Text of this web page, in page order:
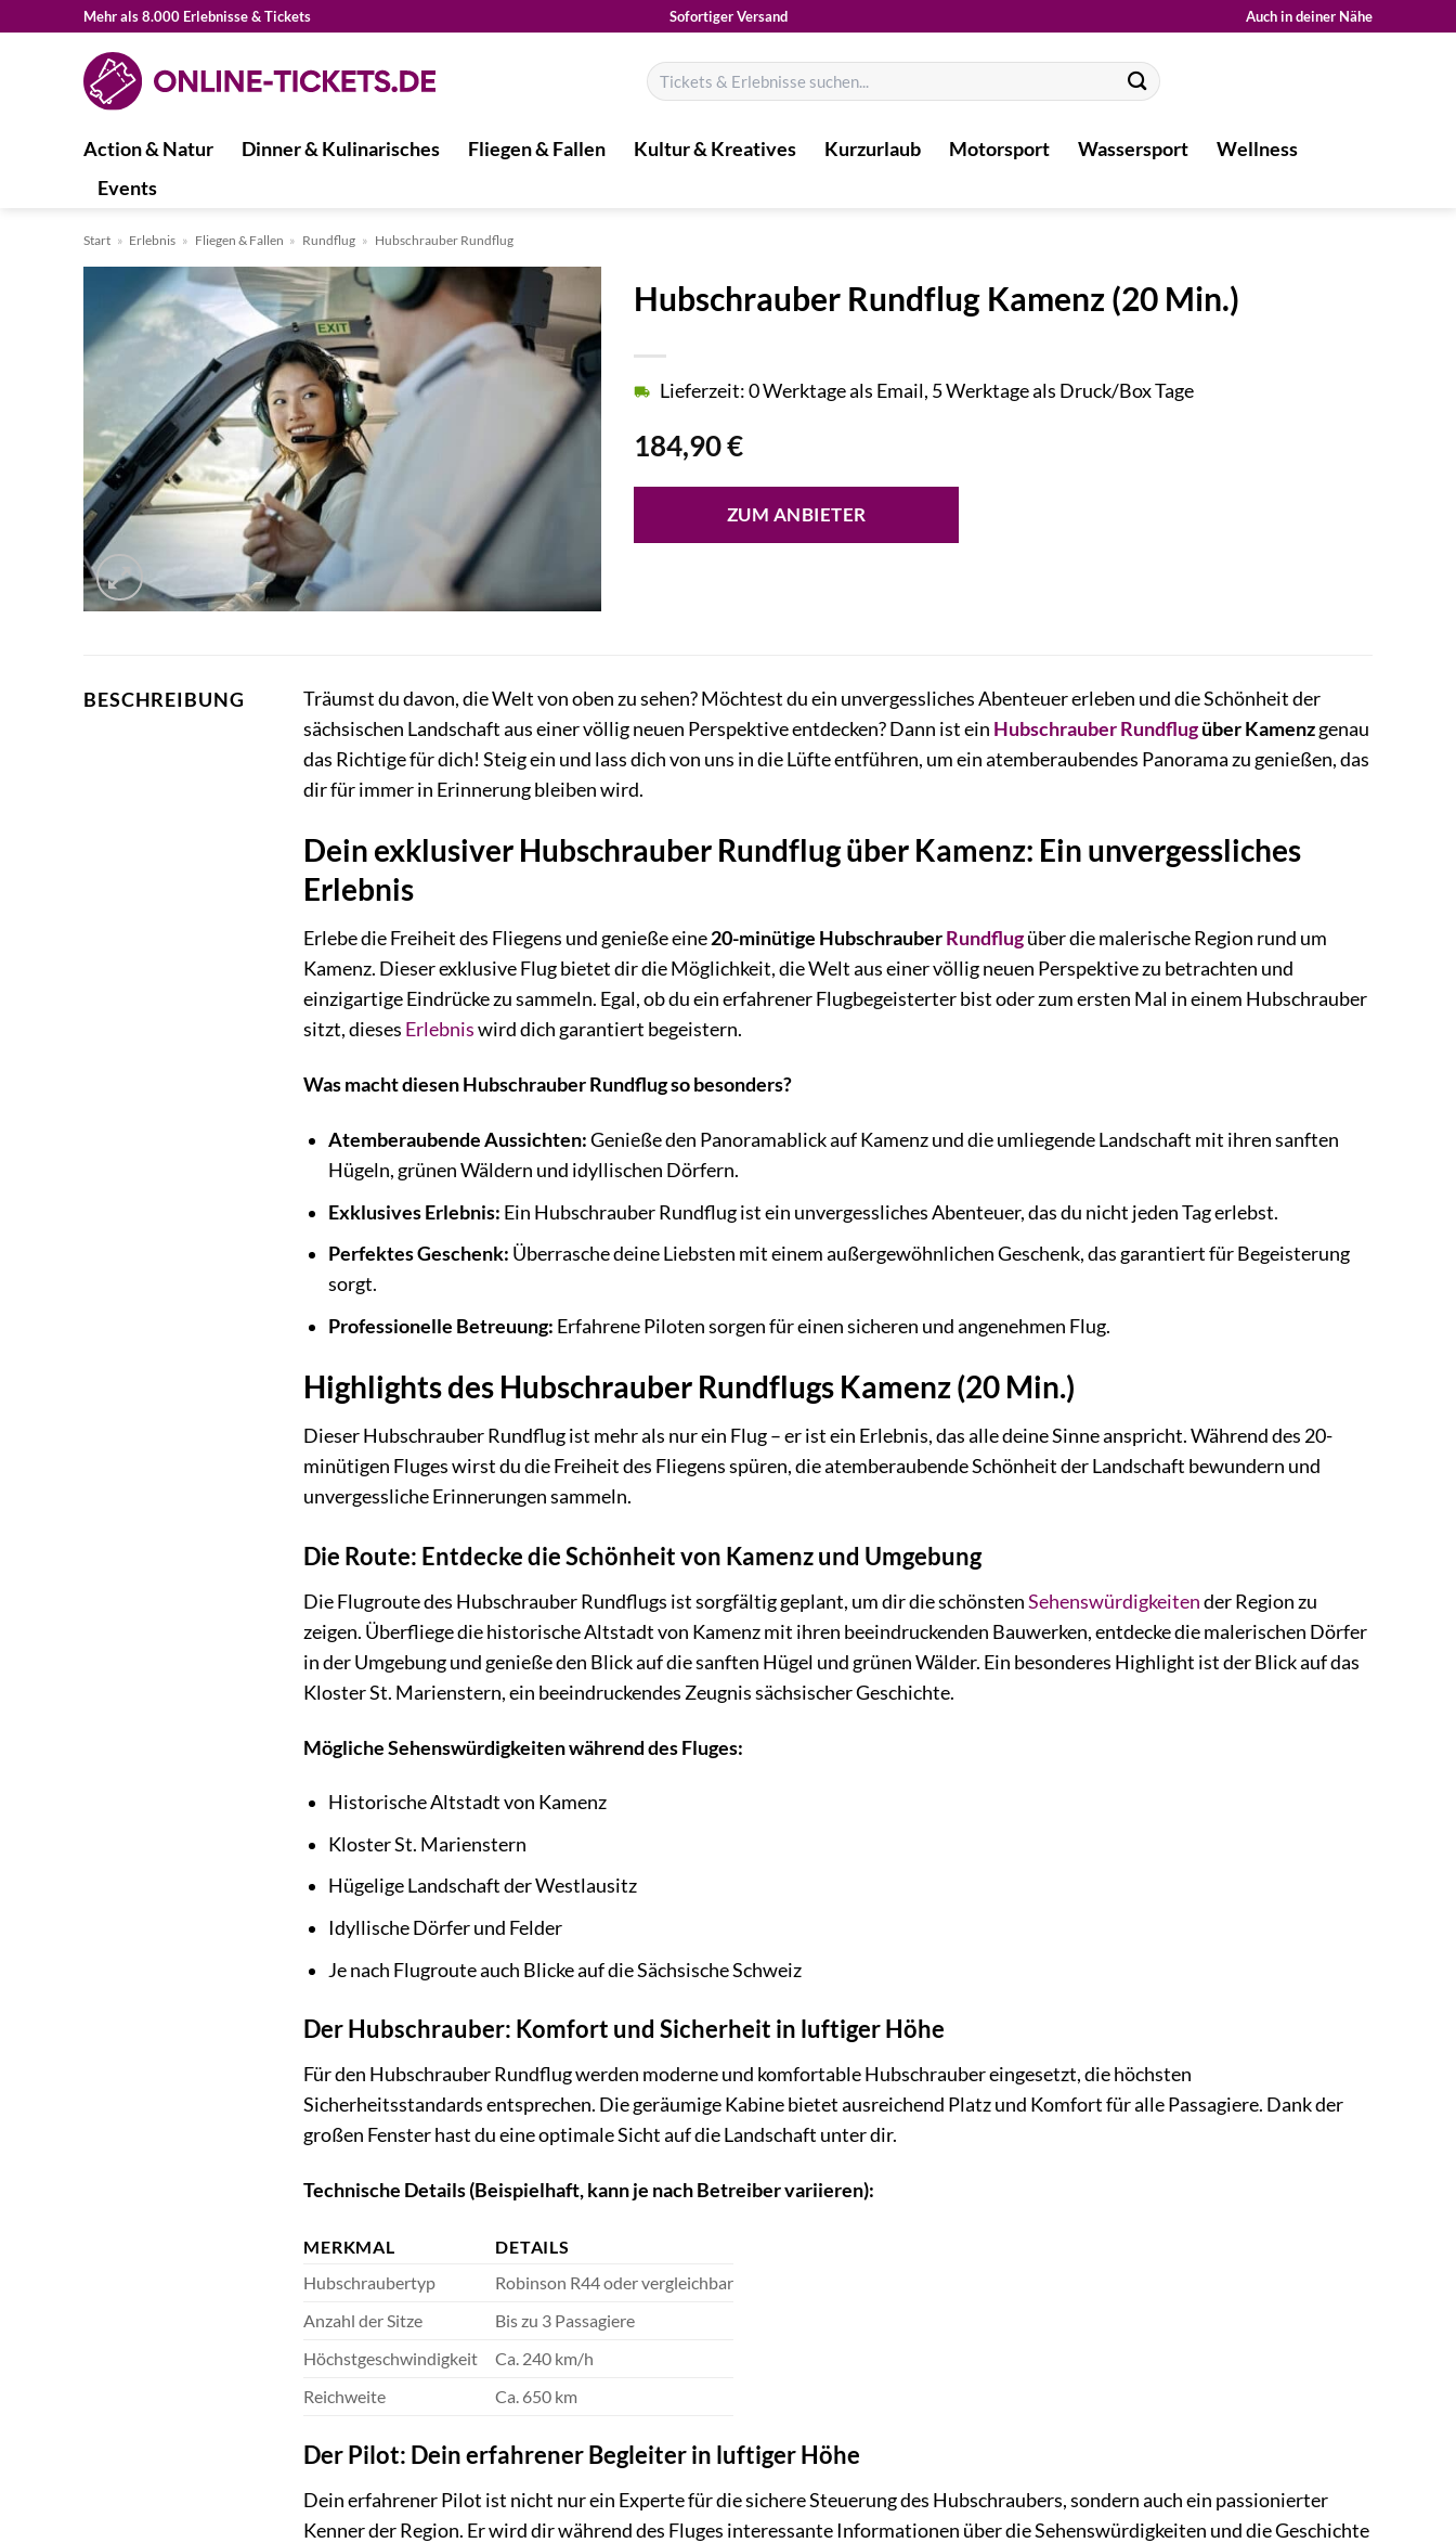
Mehr als 8.000 Erlebnisse & Tickets Sofortiger Versand Auch in deiner Nähe
Suchen
nach:
Action & Natur Dinner & Kulinarisches Fliegen & Fallen Kultur & Kreatives Kurzurlaub Motorsport Wassersport
Wellness
Events
Start » Erlebnis » Fliegen & Fallen » Rundflug » Hubschrauber Rundflug
Hubschrauber Rundflug Kamenz (20 Min.)
184,90€
Lieferzeit: 0 Werktage als Email, 5 Werktage als Druck/Box Tage
ZUM ANBIETER
BESCHREIBUNG
Träumst du davon, die Welt von oben zu sehen? Möchtest du ein unvergessliches Abenteuer erleben und die Schönheit der
sächsischen Landschaft aus einer völlig neuen Perspektive entdecken? Dann ist ein Hubschrauber Rundflugüber Kamenzgenau
das Richtige für dich! Steig ein und lass dich von uns in die Lüfte entführen, um ein atemberaubendes Panorama zu genießen, das
dir für immer in Erinnerung bleiben wird.
Dein exklusiver Hubschrauber Rundflug über Kamenz: Ein unvergessliches
Erlebnis
Erlebe die Freiheit des Fliegens und genieße eine20-minütige HubschrauberRundflugüber die malerische Region rund um
Kamenz. Dieser exklusive Flug bietet dir die Möglichkeit, die Welt aus einer völlig neuen Perspektive zu betrachten und
einzigartige Eindrücke zu sammeln. Egal, ob du ein erfahrener Flugbegeisterter bist oder zum ersten Mal in einem Hubschrauber
sitzt, dieses Erlebniswird dich garantiert begeistern.
Was macht diesen Hubschrauber Rundflug so besonders?
Atemberaubende Aussichten:Genieße den Panoramablick auf Kamenz und die umliegende Landschaft mit ihren sanften
Hügeln, grünen Wäldern und idyllischen Dörfern.
Exklusives Erlebnis: Ein Hubschrauber Rundflug ist ein unvergessliches Abenteuer, das du nicht jeden Tag erlebst.
Perfektes Geschenk: Überrasche deine Liebsten mit einem außergewöhnlichen Geschenk, das garantiert für Begeisterung
sorgt.
Professionelle Betreuung: Erfahrene Piloten sorgen für einen sicheren und angenehmen Flug.
Highlights des Hubschrauber Rundflugs Kamenz (20 Min.)
Dieser Hubschrauber Rundflug ist mehr als nur ein Flug – er ist ein Erlebnis, das alle deine Sinne anspricht. Während des 20-
minütigen Fluges wirst du die Freiheit des Fliegens spüren, die atemberaubende Schönheit der Landschaft bewundern und
unvergessliche Erinnerungen sammeln.
Die Route: Entdecke die Schönheit von Kamenz und Umgebung
Die Flugroute des Hubschrauber Rundflugs ist sorgfältig geplant, um dir die schönstenSehenswürdigkeitender Region zu
zeigen. Überfliege die historische Altstadt von Kamenz mit ihren beeindruckenden Bauwerken, entdecke die malerischen Dörfer
in der Umgebung und genieße den Blick auf die sanften Hügel und grünen Wälder. Ein besonderes Highlight ist der Blick auf das
Kloster St. Marienstern, ein beeindruckendes Zeugnis sächsischer Geschichte.
Mögliche Sehenswürdigkeiten während des Fluges:
Historische Altstadt von Kamenz
Kloster St. Marienstern
Hügelige Landschaft der Westlausitz
Idyllische Dörfer und Felder
Je nach Flugroute auch Blicke auf die Sächsische Schweiz
Der Hubschrauber: Komfort und Sicherheit in luftiger Höhe
Für den Hubschrauber Rundflug werden moderne und komfortable Hubschrauber eingesetzt, die höchsten
Sicherheitsstandards entsprechen. Die geräumige Kabine bietet ausreichend Platz und Komfort für alle Passagiere. Dank der
großen Fenster hast du eine optimale Sicht auf die Landschaft unter dir.
Technische Details (Beispielhaft, kann je nach Betreiber variieren):
MERKMAL
DETAILS
Hubschraubertyp
Robinson R44 oder vergleichbar
Anzahl der Sitze
Bis zu 3 Passagiere
Höchstgeschwindigkeit
Ca. 240 km/h
Reichweite
Ca. 650 km
Der Pilot: Dein erfahrener Begleiter in luftiger Höhe
Dein erfahrener Pilot ist nicht nur ein Experte für die sichere Steuerung des Hubschraubers, sondern auch ein passionierter
Kenner der Region. Er wird dir während des Fluges interessante Informationen über die Sehenswürdigkeiten und die Geschichte